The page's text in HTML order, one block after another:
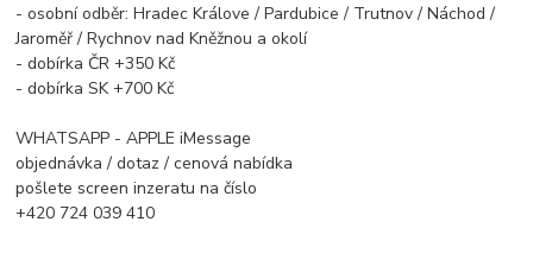
- osobní odběr: Hradec Králove / Pardubice / Trutnov / Náchod /
Jaroměř / Rychnov nad Kněžnou a okolí
- dobírka ČR +350 Kč
- dobírka SK +700 Kč
WHATSAPP - APPLE iMessage
objednávka / dotaz / cenová nabídka
pošlete screen inzeratu na číslo
+420 724 039 410